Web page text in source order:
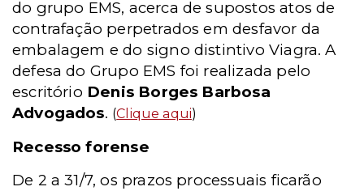
do grupo EMS, acerca de supostos atos de
contrafação perpetrados em desfavor da
embalagem e do signo distintivo Viagra. A
defesa do Grupo EMS foi realizada pelo
escritório Denis Borges Barbosa
Advogados. (Clique aqui)
Recesso forense
De 2 a 31/7, os prazos processuais ficarão